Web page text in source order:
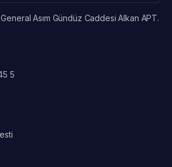
Asım Gündüz Caddesi Alkan APT.
5